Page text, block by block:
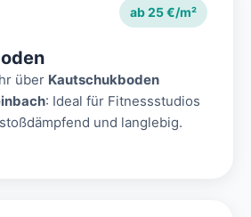
ab 25 €/m²
über Kautschukboden
: Ideal für Fitnessstudios
und langlebig.